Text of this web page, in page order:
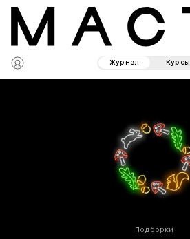
Журнал Курсы
Подборки